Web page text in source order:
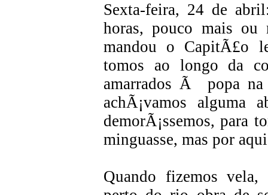
Sexta-feira, 24 de
horas, pouco mais ou
mandou o CapitÃ£o
tomos ao longo da
amarrados Ã popa
achÃ¡vamos alguma
demorÃ¡ssemos, para
minguasse, mas por
Quando fizemos vela,